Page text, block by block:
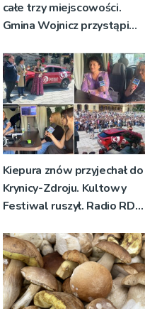
całe trzy miejscowości.
Gmina Wojnicz przystąpi
planistycznych
Kiepura znów przyjechał do
Krynicy-Zdroju. Kultowy
Festiwal ruszył. Radio RDN
żywo [ZDJĘCIA]